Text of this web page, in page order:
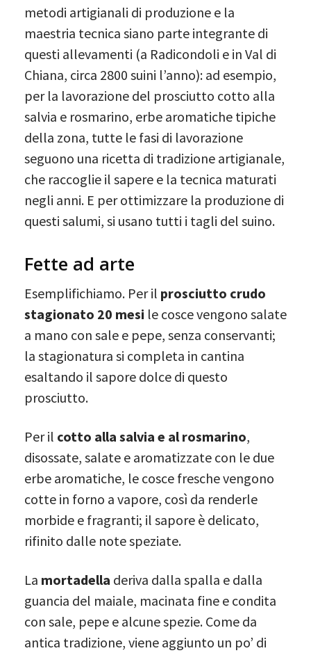
metodi artigianali di produzione e la
maestria tecnica siano parte integrante di
questi allevamenti (a Radicondoli e in Val di
Chiana, circa 2800 suini l’anno): ad esempio,
per la lavorazione del prosciutto cotto alla
salvia e rosmarino, erbe aromatiche tipiche
della zona, tutte le fasi di lavorazione
seguono una ricetta di tradizione artigianale,
che raccoglie il sapere e la tecnica maturati
negli anni. E per ottimizzare la produzione di
questi salumi, si usano tutti i tagli del suino.
Fette ad arte
Esemplifichiamo. Per il prosciutto crudo
stagionato 20 mesi le cosce vengono salate
a mano con sale e pepe, senza conservanti;
la stagionatura si completa in cantina
esaltando il sapore dolce di questo
prosciutto.
Per il cotto alla salvia e al rosmarino,
disossate, salate e aromatizzate con le due
erbe aromatiche, le cosce fresche vengono
cotte in forno a vapore, così da renderle
morbide e fragranti; il sapore è delicato,
rifinito dalle note speziate.
La mortadella deriva dalla spalla e dalla
guancia del maiale, macinata fine e condita
con sale, pepe e alcune spezie. Come da
antica tradizione, viene aggiunto un po’ di